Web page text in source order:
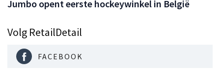
Jumbo opent eerste hockeywinkel in België
Volg RetailDetail
FACEBOOK